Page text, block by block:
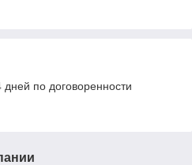
дней по договоренности